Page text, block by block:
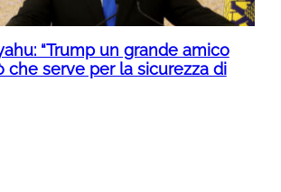
“Trump un grande amico
che serve per la sicurezza di